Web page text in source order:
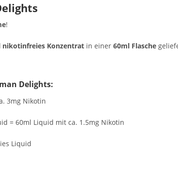
!
nikotinfreies Konzentrat in einer 60ml Flasche
Delights:
3mg Nikotin
= 60ml Liquid mit ca. 1.5mg Nikotin
Liquid